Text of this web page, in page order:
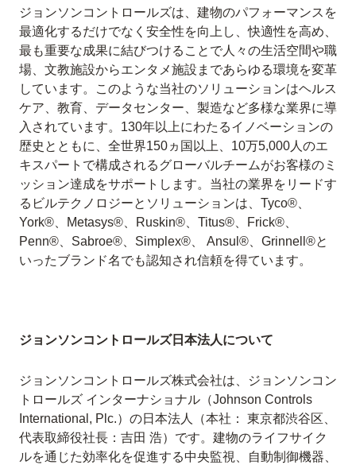
ジョンソンコントロールズは、建物のパフォーマンスを
最適化するだけでなく安全性を向上し、快適性を高め、
最も重要な成果に結びつけることで人々の生活空間や職
場、文教施設からエンタメ施設まであらゆる環境を変革
しています。このような当社のソリューションはヘルス
ケア、教育、データセンター、製造など多様な業界に導
入されています。130年以上にわたるイノベーションの
歴史とともに、全世界150ヵ国以上、10万5,000人のエ
キスパートで構成されるグローバルチームがお客様のミ
ッション達成をサポートします。当社の業界をリードす
るビルテクノロジーとソリューションは、Tyco®、
York®、Metasys®、Ruskin®、Titus®、Frick®、
Penn®、Sabroe®、Simplex®、 Ansul®、Grinnell®と
いったブランド名でも認知され信頼を得ています。
ジョンソンコントロールズ日本法人について
ジョンソンコントロールズ株式会社は、ジョンソンコン
トロールズ インターナショナル（Johnson Controls
International, Plc.）の日本法人（本社： 東京都渋谷区、
代表取締役社長：吉田 浩）です。建物のライフサイク
ルを通じた効率化を促進する中央監視、自動制御機器、